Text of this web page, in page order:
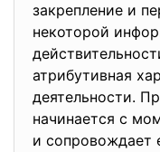
закрепление и
некоторой
атрибутивная
деятельности.
начинается с
и сопровождает